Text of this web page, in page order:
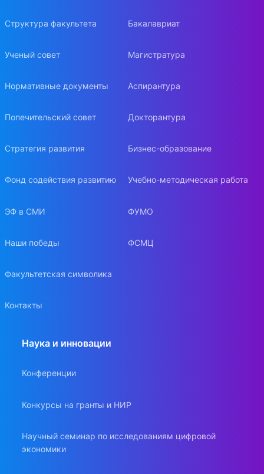
Структура факультета
Ученый совет
Нормативные документы
Попечительский совет
Стратегия развития
Фонд содействия развитию
ЭФ в СМИ
Наши победы
Факультетская символика
Контакты
Бакалавриат
Магистратура
Аспирантура
Докторантура
Бизнес-образование
Учебно-методическая работа
ФУМО
ФСМЦ
Наука и инновации
Конференции
Конкурсы на гранты и НИР
Научный семинар по исследованиям цифровой
экономики